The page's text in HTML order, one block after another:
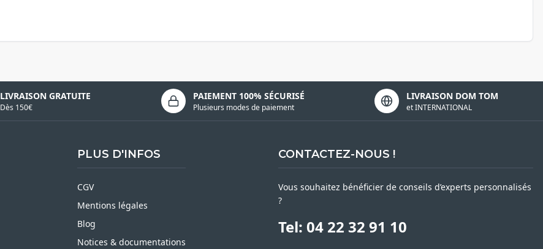
LIVRAISON GRATUITE
Dès 150€
PAIEMENT 100% SÉCURISÉ
Plusieurs modes de paiement
LIVRAISON DOM TOM
et INTERNATIONAL
PLUS D'INFOS
CGV
Mentions légales
Blog
Notices & documentations
CONTACTEZ-NOUS !
Vous souhaitez bénéficier de conseils d’experts personnalisés
?
Tel: 04 22 32 91 10